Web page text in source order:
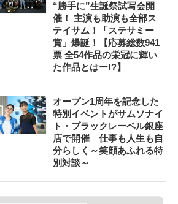
“勝手に”生誕祭試写会開
催！ 主演も助演も全部ス
テイサム！「ステサミー
賞」爆誕！【応募総数941
票 全54作品の栄冠に輝い
た作品とはー!?】
オープン1周年を記念した
特別イベントがサムソナイ
ト・ブラックレーベル銀座
店で開催 仕事も人生も自
分らしく～笑顔あふれる特
別対談～